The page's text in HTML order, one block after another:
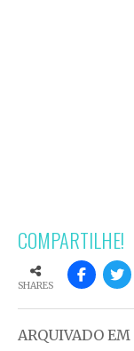
COMPARTILHE!
SHARES
ARQUIVADO EM